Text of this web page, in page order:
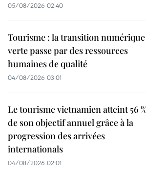
05/08/2026 02:40
Tourisme : la transition
verte passe par des ressources
humaines de qualité
04/08/2026 03:01
Le tourisme vietnamien atteint 56
de son objectif annuel grâce à la
progression des arrivées
internationals
04/08/2026 02:01